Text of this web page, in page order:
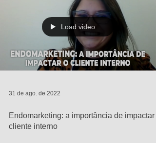
Load video
31 de ago. de 2022
Endomarketing: a importância de impactar
cliente interno